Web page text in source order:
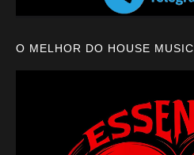
O MELHOR DO HOUSE MUSIC